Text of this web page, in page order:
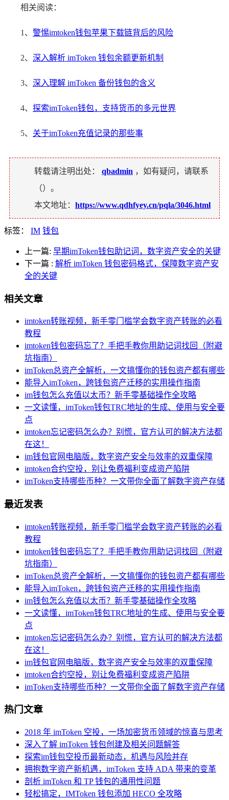
相关阅读：
1、 警惕imtoken钱包苹果下载链背后的风险
2、 深入解析 imToken 钱包余额更新机制
3、 深入理解 imToken 备份钱包的含义
4、 探索imToken钱包，支持货币的多元世界
5、 关于imToken充值记录的那些事
转载请注明出处： qbadmin ，如有疑问，请联系
（）。
本文地址： https://www.qdhfyey.cn/pqla/3046.html
标签： IM 钱包
上一篇: 早期imToken钱包助记词，数字资产安全的关键
下一篇 : 解析 imToken 钱包密码格式，保障数字资产安
全的关键
相关文章
imtoken转账视频，新手零门槛学会数字资产转账的必看
教程
imtoken钱包密码忘了？手把手教你用助记词找回（附避
坑指南）
imToken总资产全解析，一文搞懂你的钱包资产都有哪些
能导入imToken，跨钱包资产迁移的实用操作指南
im钱包怎么充值以太币？新手零基础操作全攻略
一文读懂，imToken钱包TRC地址的生成、使用与安全要
点
imtoken忘记密码怎么办？别慌，官方认可的解决方法都
在这！
im钱包官网电脑版，数字资产安全与效率的双重保障
imtoken合约空投，别让免费福利变成资产陷阱
imToken支持哪些币种？一文带你全面了解数字资产存储
最近发表
imtoken转账视频，新手零门槛学会数字资产转账的必看
教程
imtoken钱包密码忘了？手把手教你用助记词找回（附避
坑指南）
imToken总资产全解析，一文搞懂你的钱包资产都有哪些
能导入imToken，跨钱包资产迁移的实用操作指南
im钱包怎么充值以太币？新手零基础操作全攻略
一文读懂，imToken钱包TRC地址的生成、使用与安全要
点
imtoken忘记密码怎么办？别慌，官方认可的解决方法都
在这！
im钱包官网电脑版，数字资产安全与效率的双重保障
imtoken合约空投，别让免费福利变成资产陷阱
imToken支持哪些币种？一文带你全面了解数字资产存储
热门文章
2018 年 imToken 空投，一场加密货币领域的惊喜与思考
深入了解 imToken 钱包创建及相关问题解答
探索im钱包空投币最新动态，机遇与风险并存
拥抱数字资产新机遇，imToken 支持 ADA 带来的变革
剖析 imToken 和 TP 钱包的通用性问题
轻松搞定，IMToken 钱包添加 HECO 全攻略